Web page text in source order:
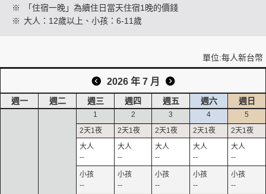
※
「住宿一晚」為續住日當天住宿1晚的價錢
※ 大人：12歲以上、小孩：6-11歲
單位:每人新台幣
2026 年 7 月
週一 週二 週三 週四 週五 週六 週日
1
--
--
2
--
--
3
--
--
4
--
--
5
--
--